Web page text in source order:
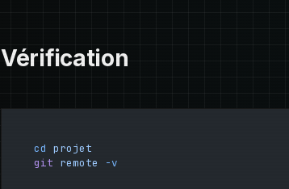
Vérification
cd projet
git remote -v